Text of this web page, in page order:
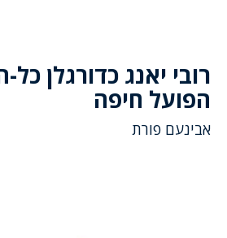
רובי יאנג כדורגלן
הפועל חיפה
אבינעם פורת